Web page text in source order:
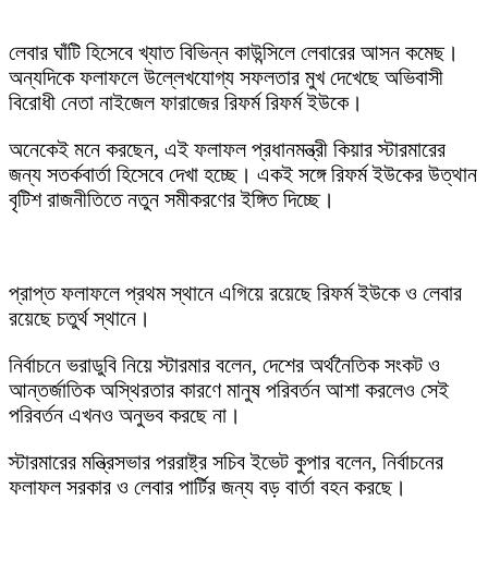
লেবার ঘাঁটি হিসেবে খ্যাত বিভিন্ন কাউন্সিলে লেবারের আসন কমেছ।
অন্যদিকে ফলাফলে উল্লেখযোগ্য সফলতার মুখ দেখেছে অভিবাসী
বিরোধী নেতা নাইজেল ফারাজের রিফর্ম রিফর্ম ইউকে।
অনেকেই মনে করছেন, এই ফলাফল প্রধানমন্ত্রী কিয়ার স্টারমারের
জন্য সতর্কবার্তা হিসেবে দেখা হচ্ছে। একই সঙ্গে রিফর্ম ইউকের উত্থান
বৃটিশ রাজনীতিতে নতুন সমীকরণের ইঙ্গিত দিচ্ছে।
প্রাপ্ত ফলাফলে প্রথম স্থানে এগিয়ে রয়েছে রিফর্ম ইউকে ও লেবার
রয়েছে চতুর্থ স্থানে।
নির্বাচনে ভরাডুবি নিয়ে স্টারমার বলেন, দেশের অর্থনৈতিক সংকট ও
আন্তর্জাতিক অস্থিরতার কারণে মানুষ পরিবর্তন আশা করলেও সেই
পরিবর্তন এখনও অনুভব করছে না।
স্টারমারের মন্ত্রিসভার পররাষ্ট্র সচিব ইভেট কুপার বলেন, নির্বাচনের
ফলাফল সরকার ও লেবার পার্টির জন্য বড় বার্তা বহন করছে।